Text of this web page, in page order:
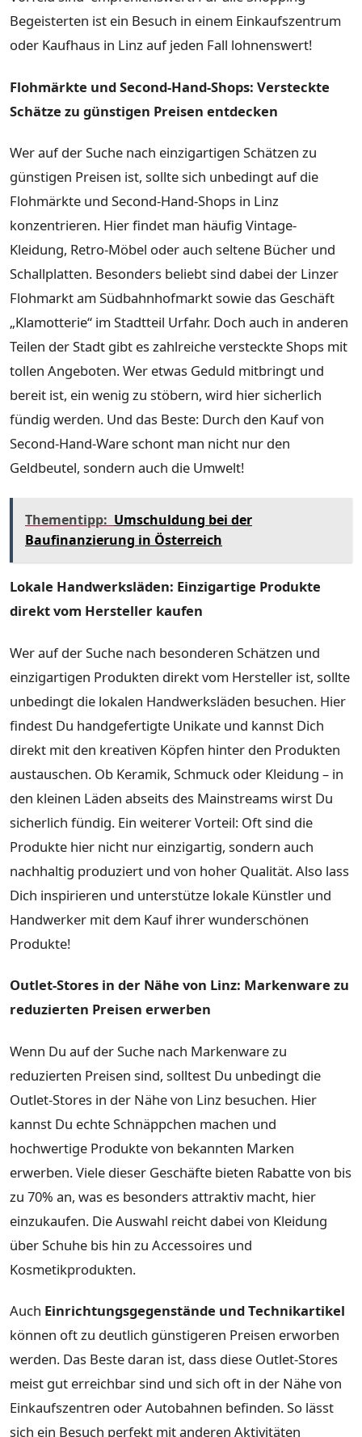
Begeisterten ist ein Besuch in einem Einkaufszentrum
oder Kaufhaus in Linz auf jeden Fall lohnenswert!
Flohmärkte und Second-Hand-Shops: Versteckte
Schätze zu günstigen Preisen entdecken
Wer auf der Suche nach einzigartigen Schätzen zu
günstigen Preisen ist, sollte sich unbedingt auf die
Flohmärkte und Second-Hand-Shops in Linz
konzentrieren. Hier findet man häufig Vintage-
Kleidung, Retro-Möbel oder auch seltene Bücher und
Schallplatten. Besonders beliebt sind dabei der Linzer
Flohmarkt am Südbahnhofmarkt sowie das Geschäft
„Klamotterie“ im Stadtteil Urfahr. Doch auch in anderen
Teilen der Stadt gibt es zahlreiche versteckte Shops mit
tollen Angeboten. Wer etwas Geduld mitbringt und
bereit ist, ein wenig zu stöbern, wird hier sicherlich
fündig werden. Und das Beste: Durch den Kauf von
Second-Hand-Ware schont man nicht nur den
Geldbeutel, sondern auch die Umwelt!
Thementipp: Umschuldung bei der
Baufinanzierung in Österreich
Lokale Handwerksläden: Einzigartige Produkte
direkt vom Hersteller kaufen
Wer auf der Suche nach besonderen Schätzen und
einzigartigen Produkten direkt vom Hersteller ist, sollte
unbedingt die lokalen Handwerksläden besuchen. Hier
findest Du handgefertigte Unikate und kannst Dich
direkt mit den kreativen Köpfen hinter den Produkten
austauschen. Ob Keramik, Schmuck oder Kleidung – in
den kleinen Läden abseits des Mainstreams wirst Du
sicherlich fündig. Ein weiterer Vorteil: Oft sind die
Produkte hier nicht nur einzigartig, sondern auch
nachhaltig produziert und von hoher Qualität. Also lass
Dich inspirieren und unterstütze lokale Künstler und
Handwerker mit dem Kauf ihrer wunderschönen
Produkte!
Outlet-Stores in der Nähe von Linz: Markenware zu
reduzierten Preisen erwerben
Wenn Du auf der Suche nach Markenware zu
reduzierten Preisen sind, solltest Du unbedingt die
Outlet-Stores in der Nähe von Linz besuchen. Hier
kannst Du echte Schnäppchen machen und
hochwertige Produkte von bekannten Marken
erwerben. Viele dieser Geschäfte bieten Rabatte von bis
zu 70% an, was es besonders attraktiv macht, hier
einzukaufen. Die Auswahl reicht dabei von Kleidung
über Schuhe bis hin zu Accessoires und
Kosmetikprodukten.
Auch Einrichtungsgegenstände und Technikartikel
können oft zu deutlich günstigeren Preisen erworben
werden. Das Beste daran ist, dass diese Outlet-Stores
meist gut erreichbar sind und sich oft in der Nähe von
Einkaufszentren oder Autobahnen befinden. So lässt
sich ein Besuch perfekt mit anderen Aktivitäten